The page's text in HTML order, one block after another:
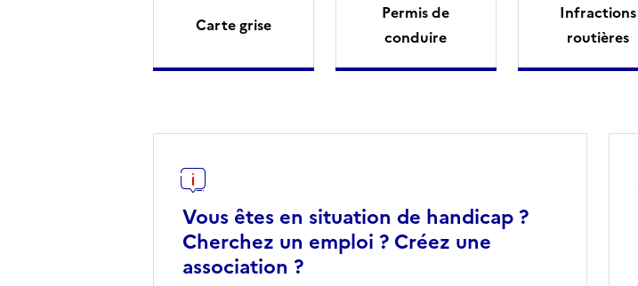
Carte grise
Permis de
conduire
Infractions
routières
Vous êtes en situation de handicap ?
Cherchez un emploi ? Créez une
association ?